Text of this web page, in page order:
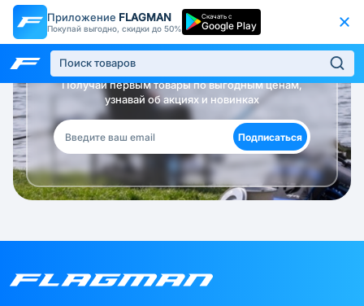
Приложение FLAGMAN
Покупай выгодно, скидки до 50%
Скачать с
Google Play
Будь в курсе!
Получай первым товары по выгодным ценам,
узнавай об акциях и новинках
Подписаться